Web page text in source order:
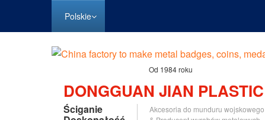
Polskie
Od 1984 roku
DONGGUAN JIAN
Ściganie
Akcesoria do munduru